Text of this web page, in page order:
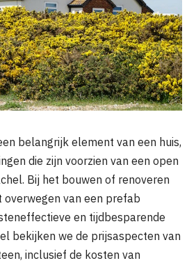
belangrijk element van een huis,
die zijn voorzien van een open
Bij het bouwen of renoveren
overwegen van een prefab
en tijdbesparende
bekijken we de prijsaspecten van
inclusief de kosten van